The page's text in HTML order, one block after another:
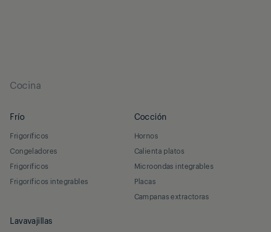
Cocina
Frío
Frigoríficos
Congeladores
Frigoríficos
Frigoríficos integrables
Cocción
Hornos
Calienta platos
Microondas integrables
Placas
Campanas extractoras
Lavavajillas